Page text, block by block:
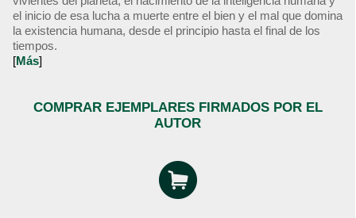
el inicio de esa lucha a muerte entre el bien y el mal que domina
la existencia humana, desde el principio hasta el final de los
tiempos.
[Más]
COMPRAR EJEMPLARES FIRMADOS POR EL
AUTOR